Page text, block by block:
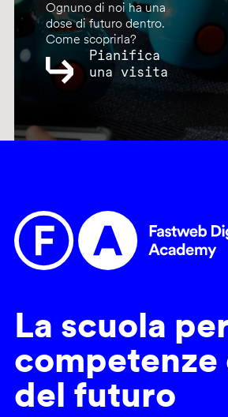
Ognuno di noi ha una
dose di futuro dentro.
Come scoprirla?
Pianifica
una visita
La scuola
del futuro